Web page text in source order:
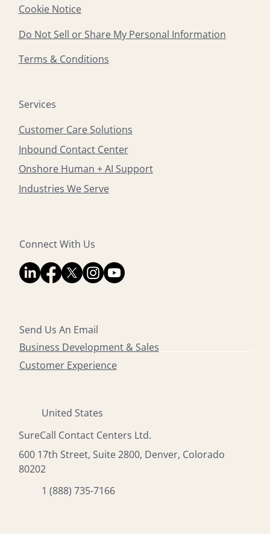
Cookie Notice
Do Not Sell or Share My Personal Information
Terms & Conditions
Services
Customer Care Solutions
Inbound Contact Center
Onshore Human + AI Support
Industries We Serve
Connect With Us
Send Us An Email
Business Development & Sales
Customer Experience
United States
SureCall Contact Centers Ltd.
600 17th Street, Suite 2800, Denver, Colorado
80202
1 (888) 735-7166